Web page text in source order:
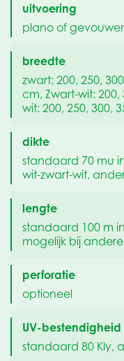
uitvoering
plano of
breedte
zwart: 200, 250,
cm, Zwart-wit: 200,
wit: 200, 250, 300,
dikte
standaard 70 mu
wit-zwart-wit,
lengte
standaard 100 m
mogelijk bij
perforatie
optioneel
UV-bestendigheid
standaard 80 Kly,